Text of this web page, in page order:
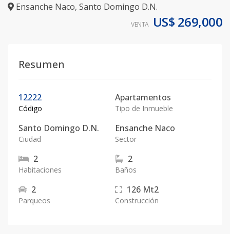
Ensanche Naco, Santo Domingo D.N.
VENTA US$ 269,000
Resumen
12222
Código
Apartamentos
Tipo de Inmueble
Santo Domingo D.N.
Ciudad
Ensanche Naco
Sector
2
Habitaciones
2
Baños
2
Parqueos
126 Mt2
Construcción